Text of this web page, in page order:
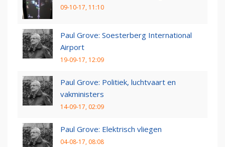
09-10-17, 11:10
Paul Grove: Soesterberg International
Airport
19-09-17, 12:09
Paul Grove: Politiek, luchtvaart en
vakministers
14-09-17, 02:09
Paul Grove: Elektrisch vliegen
04-08-17, 08:08